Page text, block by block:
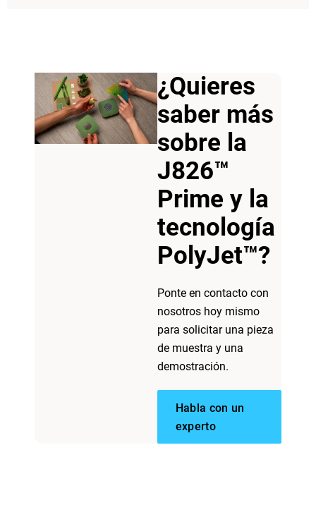
¿Quieres
saber más
sobre la
J826™
Prime y la
tecnología
PolyJet™?
Ponte en contacto con
nosotros hoy mismo
para solicitar una pieza
de muestra y una
demostración.
Habla con un
experto